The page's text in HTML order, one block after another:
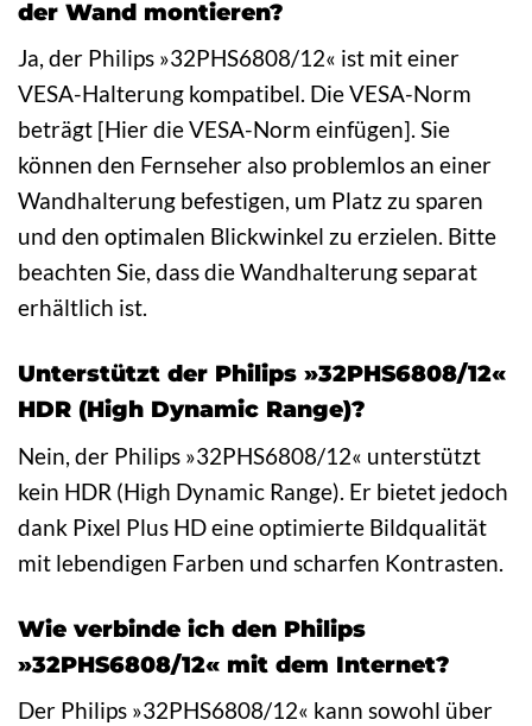
der Wand montieren?
Ja, der Philips »32PHS6808/12« ist mit einer
VESA-Halterung kompatibel. Die VESA-Norm
beträgt [Hier die VESA-Norm einfügen]. Sie
können den Fernseher also problemlos an einer
Wandhalterung befestigen, um Platz zu sparen
und den optimalen Blickwinkel zu erzielen. Bitte
beachten Sie, dass die Wandhalterung separat
erhältlich ist.
Unterstützt der Philips »32PHS6808/12«
HDR (High Dynamic Range)?
Nein, der Philips »32PHS6808/12« unterstützt
kein HDR (High Dynamic Range). Er bietet jedoch
dank Pixel Plus HD eine optimierte Bildqualität
mit lebendigen Farben und scharfen Kontrasten.
Wie verbinde ich den Philips
»32PHS6808/12« mit dem Internet?
Der Philips »32PHS6808/12« kann sowohl über